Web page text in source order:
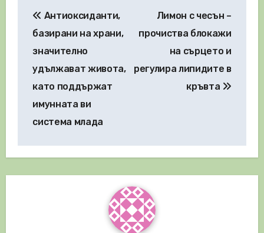
Антиоксиданти,
базирани на храни,
значително
удължават живота,
като поддържат
имунната ви
система млада
Лимон с чесън –
прочиства блокажи
на сърцето и
регулира липидите в
кръвта